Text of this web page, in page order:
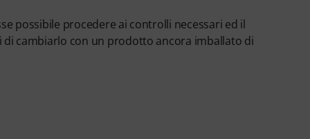
possibile procedere ai controlli necessari ed il
cambiarlo con un prodotto ancora imballato di